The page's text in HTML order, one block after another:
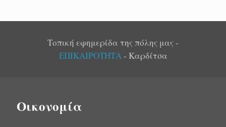
Τοπική εφημερίδα της πόλης μας -
ΕΠΙΚΑΙΡΟΤΗΤΑ - Καρδίτσα
Οικονομία